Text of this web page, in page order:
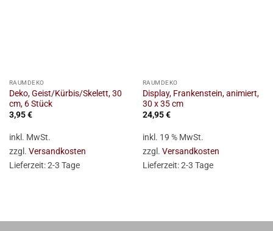
RAUMDEKO
Deko, Geist/Kürbis/Skelett, 30
cm, 6 Stück
3,95€
inkl. MwSt.
zzgl. Versandkosten
Lieferzeit:2-3 Tage
RAUMDEKO
Display, Frankenstein, animiert,
30 x 35 cm
24,95€
inkl. 19 % MwSt.
zzgl. Versandkosten
Lieferzeit:2-3 Tage